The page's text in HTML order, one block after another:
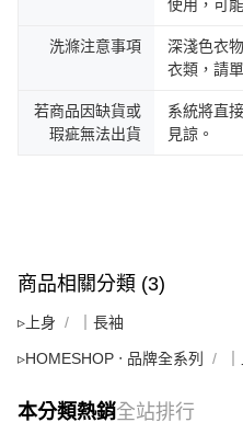
使用，可
洗滌注意事項
深淺色衣
衣類，請
若商品因缺貨或
瑕疵無法出貨
系統將直
見諒。
商品相關分類 (3)
▹上身 ｜長袖
▹HOMESHOP ‧ 品牌全系列
本分類熱銷全站排行